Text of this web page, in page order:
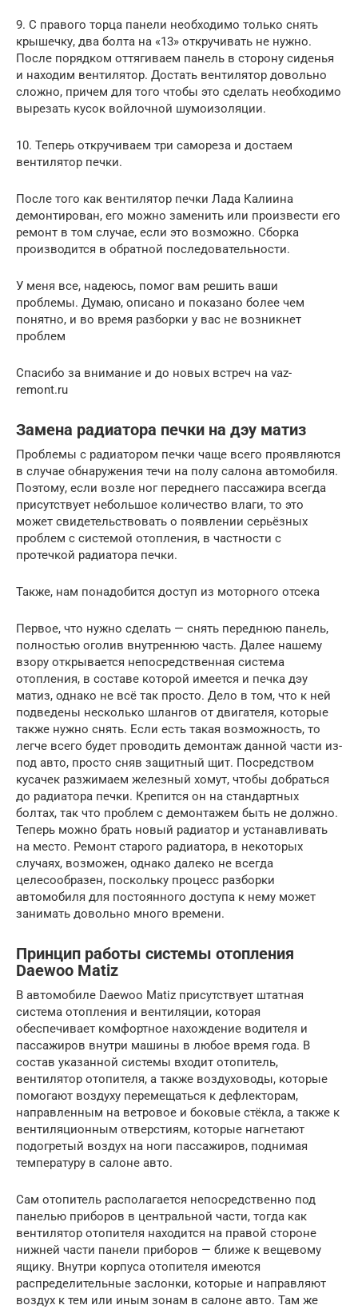
9. С правого торца панели необходимо только снять
крышечку, два болта на «13» откручивать не нужно.
После порядком оттягиваем панель в сторону сиденья
и находим вентилятор. Достать вентилятор довольно
сложно, причем для того чтобы это сделать необходимо
вырезать кусок войлочной шумоизоляции.
10. Теперь откручиваем три самореза и достаем
вентилятор печки.
После того как вентилятор печки Лада Калиина
демонтирован, его можно заменить или произвести его
ремонт в том случае, если это возможно. Сборка
производится в обратной последовательности.
У меня все, надеюсь, помог вам решить ваши
проблемы. Думаю, описано и показано более чем
понятно, и во время разборки у вас не возникнет
проблем
Спасибо за внимание и до новых встреч на vaz-
remont.ru
Замена радиатора печки на дэу матиз
Проблемы с радиатором печки чаще всего проявляются
в случае обнаружения течи на полу салона автомобиля.
Поэтому, если возле ног переднего пассажира всегда
присутствует небольшое количество влаги, то это
может свидетельствовать о появлении серьёзных
проблем с системой отопления, в частности с
протечкой радиатора печки.
Также, нам понадобится доступ из моторного отсека
Первое, что нужно сделать — снять переднюю панель,
полностью оголив внутреннюю часть. Далее нашему
взору открывается непосредственная система
отопления, в составе которой имеется и печка дэу
матиз, однако не всё так просто. Дело в том, что к ней
подведены несколько шлангов от двигателя, которые
также нужно снять. Если есть такая возможность, то
легче всего будет проводить демонтаж данной части из-
под авто, просто сняв защитный щит. Посредством
кусачек разжимаем железный хомут, чтобы добраться
до радиатора печки. Крепится он на стандартных
болтах, так что проблем с демонтажем быть не должно.
Теперь можно брать новый радиатор и устанавливать
на место. Ремонт старого радиатора, в некоторых
случаях, возможен, однако далеко не всегда
целесообразен, поскольку процесс разборки
автомобиля для постоянного доступа к нему может
занимать довольно много времени.
Принцип работы системы отопления
Daewoo Matiz
В автомобиле Daewoo Matiz присутствует штатная
система отопления и вентиляции, которая
обеспечивает комфортное нахождение водителя и
пассажиров внутри машины в любое время года. В
состав указанной системы входит отопитель,
вентилятор отопителя, а также воздуховоды, которые
помогают воздуху перемещаться к дефлекторам,
направленным на ветровое и боковые стёкла, а также к
вентиляционным отверстиям, которые нагнетают
подогретый воздух на ноги пассажиров, поднимая
температуру в салоне авто.
Сам отопитель располагается непосредственно под
панелью приборов в центральной части, тогда как
вентилятор отопителя находится на правой стороне
нижней части панели приборов — ближе к вещевому
ящику. Внутри корпуса отопителя имеются
распределительные заслонки, которые и направляют
воздух к тем или иным зонам в салоне авто. Там же